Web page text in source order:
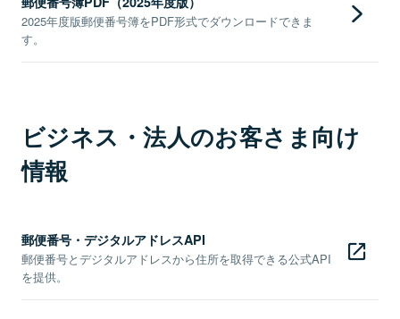
2025年度版郵便番号簿をPDF形式でダウンロードできま
す。
ビジネス・法人のお客さま向け
情報
郵便番号・デジタルアドレスAPI
郵便番号とデジタルアドレスから住所を取得できる公式API
を提供。